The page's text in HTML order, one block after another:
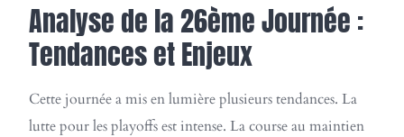
Analyse de la 26ème Journée :
Tendances et Enjeux
Cette journée a mis en lumière plusieurs tendances. La
lutte pour les playoffs est intense. La course au maintien